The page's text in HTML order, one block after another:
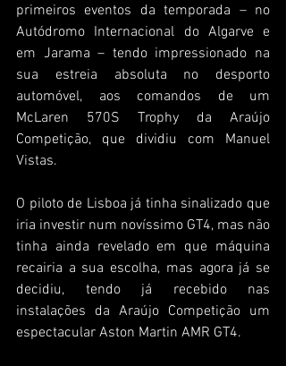
primeiros eventos da temporada – no
Autódromo Internacional do Algarve e
em Jarama – tendo impressionado na
sua estreia absoluta no desporto
automóvel, aos comandos de um
McLaren 570S Trophy da Araújo
Competição, que dividiu com Manuel
Vistas.
O piloto de Lisboa já tinha sinalizado que
iria investir num novíssimo GT4, mas não
tinha ainda revelado em que máquina
recairia a sua escolha, mas agora já se
decidiu, tendo já recebido nas
instalações da Araújo Competição um
espectacular Aston Martin AMR GT4.